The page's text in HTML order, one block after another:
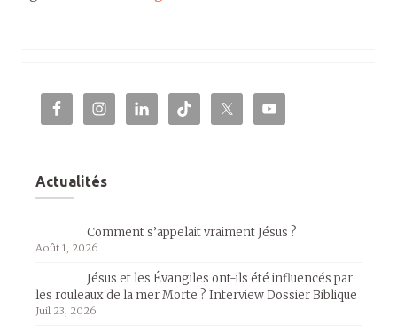
Actualités
Comment s’appelait vraiment Jésus ?
Août 1, 2026
Jésus et les Évangiles ont-ils été influencés par
les rouleaux de la mer Morte ? Interview Dossier Biblique
Juil 23, 2026